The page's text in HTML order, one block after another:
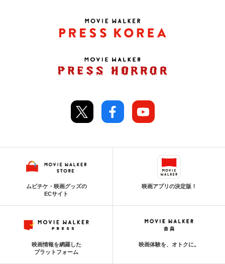
ムビチケ・映画グッズの
ECサイト
映画アプリの決定版！
映画情報を網羅した
プラットフォーム
映画体験を、オトクに。